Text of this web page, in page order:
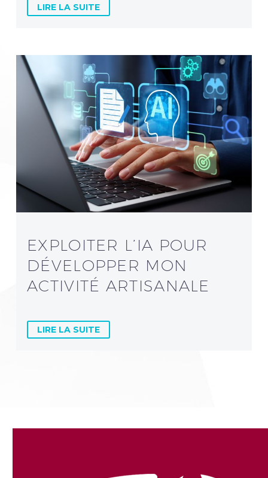
LIRE LA SUITE
EXPLOITER L’IA POUR
DÉVELOPPER MON
ACTIVITÉ ARTISANALE
LIRE LA SUITE